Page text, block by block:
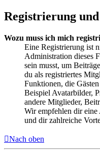
Registrierung
Wozu muss ich mich
Eine Registrierung ist
Administration dieses
sein musst, um
du als registriertes
Funktionen, die
Beispiel Avatarbilder,
andere Mitglieder,
Wir empfehlen dir eine
und dir zahlreiche
Nach oben